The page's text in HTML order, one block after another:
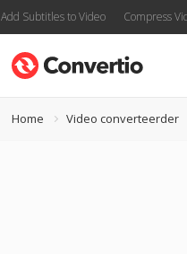
Add Subtitles to Video Compress
Home Video converteerder